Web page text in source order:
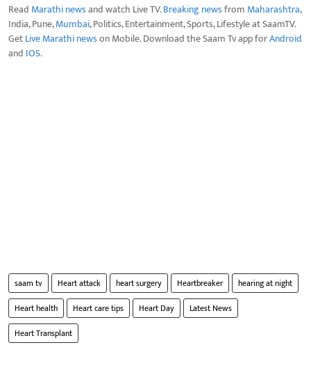
Read Marathi newsand watch Live TV.Breaking newsfrom Maharashtra,
India, Pune,Mumbai, Politics, Entertainment, Sports, Lifestyle at SaamTV.
GetLive Marathi newson Mobile. Download the Saam Tv app forAndroid
and IOS.
saam tv Heart attack heart surgery Heartbreaker
hearing at night
Heart health
Heart care tips Heart Day
Latest News
Heart Transplant